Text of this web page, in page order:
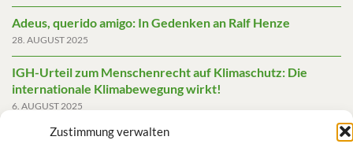
Zustimmung verwalten
Adeus, querido amigo: In Gedenken an Ralf Henze
28. AUGUST 2025
IGH-Urteil zum Menschenrecht auf Klimaschutz: Die
internationale Klimabewegung wirkt!
6. AUGUST 2025
Friedensgutachten 2025